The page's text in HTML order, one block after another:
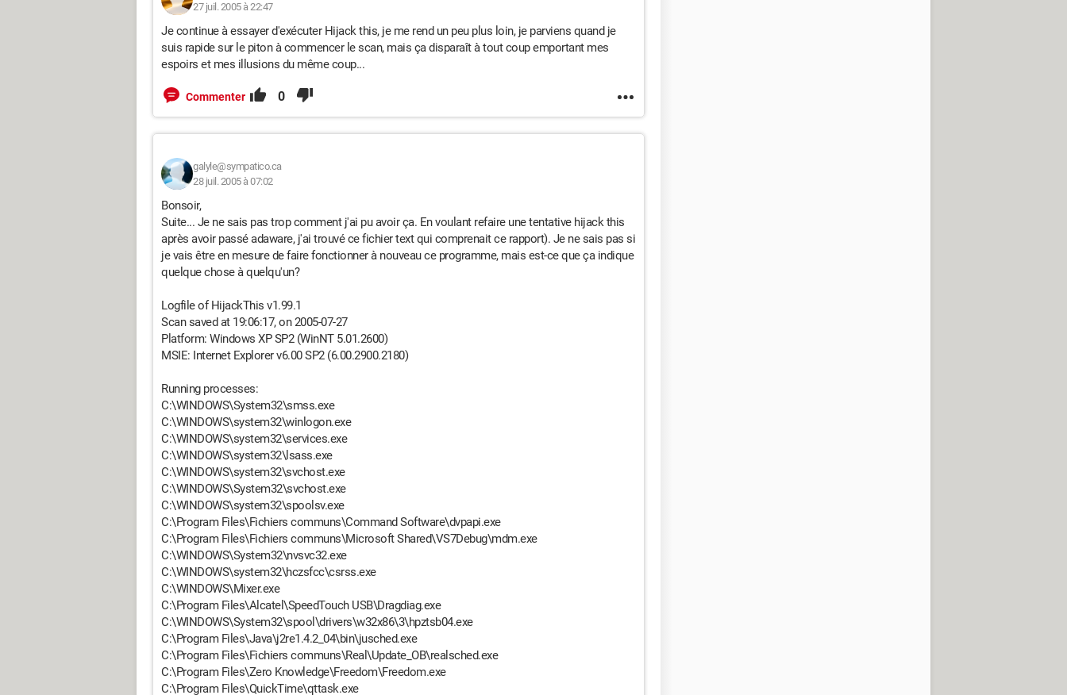
27 juil. 2005 à 22:47
Je continue à essayer d'exécuter Hijack this, je me rend un peu plus loin, je parviens quand je
suis rapide sur le piton à commencer le scan, mais ça disparaît à tout coup emportant mes
espoirs et mes illusions du même coup...
Commenter 0
galyle@sympatico.ca
28 juil. 2005 à 07:02
Bonsoir,
Suite... Je ne sais pas trop comment j'ai pu avoir ça. En voulant refaire une tentative hijack this
après avoir passé adaware, j'ai trouvé ce fichier text qui comprenait ce rapport). Je ne sais pas si
je vais être en mesure de faire fonctionner à nouveau ce programme, mais est-ce que ça indique
quelque chose à quelqu'un?
Logfile of HijackThis v1.99.1
Scan saved at 19:06:17, on 2005-07-27
Platform: Windows XP SP2 (WinNT 5.01.2600)
MSIE: Internet Explorer v6.00 SP2 (6.00.2900.2180)
Running processes:
C:\WINDOWS\System32\smss.exe
C:\WINDOWS\system32\winlogon.exe
C:\WINDOWS\system32\services.exe
C:\WINDOWS\system32\lsass.exe
C:\WINDOWS\system32\svchost.exe
C:\WINDOWS\System32\svchost.exe
C:\WINDOWS\system32\spoolsv.exe
C:\Program Files\Fichiers communs\Command Software\dvpapi.exe
C:\Program Files\Fichiers communs\Microsoft Shared\VS7Debug\mdm.exe
C:\WINDOWS\System32\nvsvc32.exe
C:\WINDOWS\system32\hczsfcc\csrss.exe
C:\WINDOWS\Mixer.exe
C:\Program Files\Alcatel\SpeedTouch USB\Dragdiag.exe
C:\WINDOWS\System32\spool\drivers\w32x86\3\hpztsb04.exe
C:\Program Files\Java\j2re1.4.2_04\bin\jusched.exe
C:\Program Files\Fichiers communs\Real\Update_OB\realsched.exe
C:\Program Files\Zero Knowledge\Freedom\Freedom.exe
C:\Program Files\QuickTime\qttask.exe